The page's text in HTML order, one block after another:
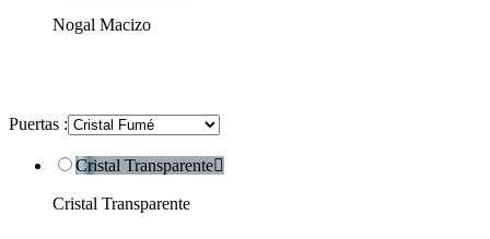
Nogal Macizo
Puertas :
Cristal Transparente
Cristal Transparente